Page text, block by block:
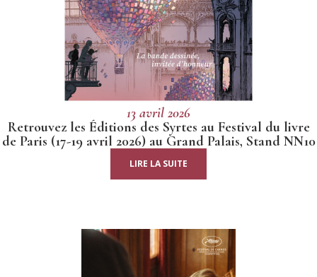
13 avril 2026
Retrouvez les Éditions des Syrtes au Festival du livre
de Paris (17-19 avril 2026) au Grand Palais, Stand NN10
LIRE LA SUITE